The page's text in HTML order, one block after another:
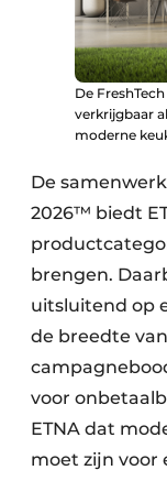
De
verkrijgbaar
moderne
De
2026™ biedt
brengen.
uitsluitend op
de breedte
voor
ETNA dat
moet zijn voor